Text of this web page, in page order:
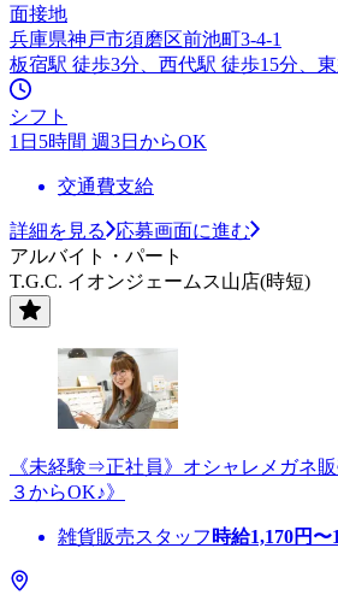
面接地
兵庫県神戸市須磨区前池町3-4-1
板宿駅 徒歩3分、西代駅 徒歩15分、
シフト
1日5時間 週3日からOK
交通費支給
詳細を見る
応募画面に進む
アルバイト・パート
T.G.C. イオンジェームス山店(時短)
《未経験⇒正社員》オシャレメガネ
３からOK♪》
雑貨販売スタッフ 時給1,170円〜